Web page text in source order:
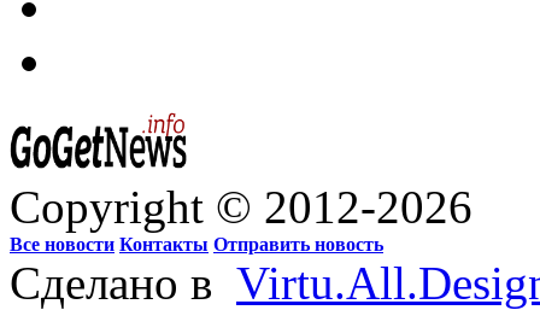
Copyright © 2012-2026
Все новости Контакты Отправить новость
Сделано в